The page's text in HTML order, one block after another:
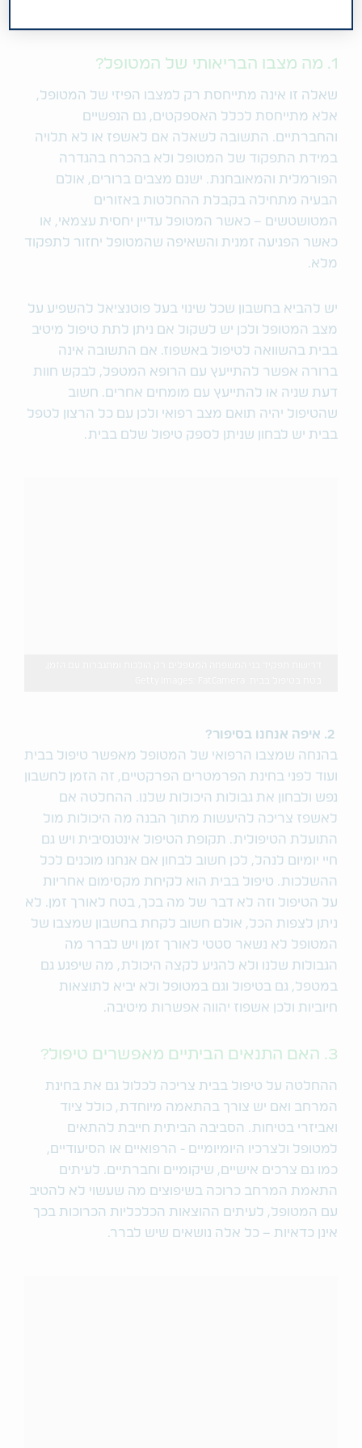
1. מה מצבו הבריאותי של המטופל?
שאלה זו אינה מתייחסת רק למצבו הפיזי של המטופל,
אלא מתייחסת לכלל האספקטים, גם הנפשיים
והחברתיים. התשובה לשאלה אם לאשפז או לא תלויה
במידת התפקוד של המטופל ולא בהכרח בהגדרה
הפורמלית והמאובחנת. ישנם מצבים ברורים, אולם
הבעיה מתחילה בקבלת ההחלטות באזורים
המטושטשים – כאשר המטופל עדיין יחסית עצמאי, או
כאשר הפגיעה זמנית והשאיפה שהמטופל יחזור לתפקוד
מלא.
יש להביא בחשבון שכל שינוי בעל פוטנציאל להשפיע על
מצב המטופל ולכן יש לשקול אם ניתן לתת טיפול מיטיב
בבית בהשוואה לטיפול באשפוז. אם התשובה אינה
ברורה אפשר להתייעץ עם הרופא המטפל, לבקש חוות
דעת שניה או להתייעץ עם מומחים אחרים. חשוב
שהטיפול יהיה תואם מצב רפואי ולכן עם כל הרצון לטפל
בבית יש לבחון שניתן לספק טיפול שלם בבית.
בהנחה שמצבו הרפואי של המטופל מאפשר טיפול בבית
ועוד לפני בחינת הפרמטרים הפרקטיים, זה הזמן לחשבון
נפש ולבחון את גבולות היכולות שלנו. ההחלטה אם
לאשפז צריכה להיעשות מתוך הבנה מה היכולות מול
התועלת הטיפולית. תקופת הטיפול אינטנסיבית ויש גם
חיי יומיום לנהל, לכן חשוב לבחון אם אנחנו מוכנים לכל
ההשלכות. טיפול בבית הוא לקיחת מקסימום אחריות
על הטיפול וזה לא דבר של מה בכך, בטח לאורך זמן. לא
ניתן לצפות הכל, אולם חשוב לקחת בחשבון שמצבו של
המטופל לא נשאר סטטי לאורך זמן ויש לברר מה
הגבולות שלנו ולא להגיע לקצה היכולת, מה שיפגע גם
במטפל, גם בטיפול וגם במטופל ולא יביא לתוצאות
חיוביות ולכן אשפוז יהווה אפשרות מיטיבה.
3. האם התנאים הביתיים מאפשרים טיפול?
ההחלטה על טיפול בבית צריכה לכלול גם את בחינת
המרחב ואם יש צורך בהתאמה מיוחדת, כולל ציוד
ואביזרי בטיחות. הסביבה הביתית חייבת להתאים
למטופל ולצרכיו היומיומיים - הרפואיים או הסיעודיים,
כמו גם צרכים אישיים, שיקומיים וחברתיים. לעיתים
התאמת המרחב כרוכה בשיפוצים מה שעשוי לא להטיב
עם המטופל, לעיתים ההוצאות הכלכליות הכרוכות בכך
אינן כדאיות – כל אלה נושאים שיש לברר.